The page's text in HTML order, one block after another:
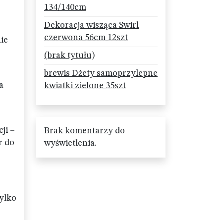
–
do
134/140cm
Dekoracja wisząca Swirl
czerwona 56cm 12szt
(brak tytułu)
brewis Dżety samoprzylepne
kwiatki zielone 35szt
Brak komentarzy do
wyświetlenia.